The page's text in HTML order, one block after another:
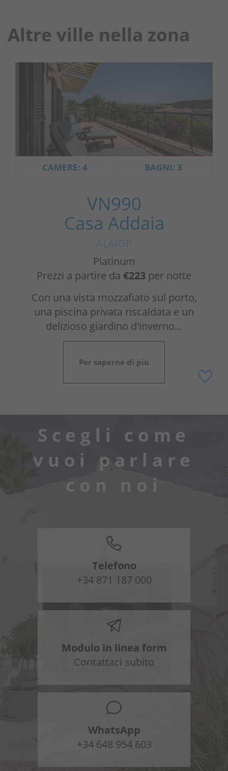
Altre ville nella zona
CAMERE: 4 BAGNI: 3
VN990
Casa Addaia
ALAIOR
Platinum
Prezzi a partire da €223 per notte
Con una vista mozzafiato sul porto,
una piscina privata riscaldata e un
delizioso giardino d'inverno...
Per saperne di più
Scegli come
vuoi parlare
con noi
Telefono
+34 871 187 000
Modulo in linea form
Contattaci subito
WhatsApp
+34 648 954 603